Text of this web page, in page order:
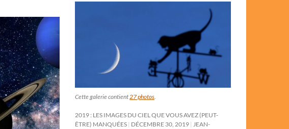
Cette galerie contient27 photos.
2019 : LES IMAGES DU CIEL QUE VOUS AVEZ (PEUT-
ÊTRE) MANQUÉES DÉCEMBRE 30, 2019 JEAN-